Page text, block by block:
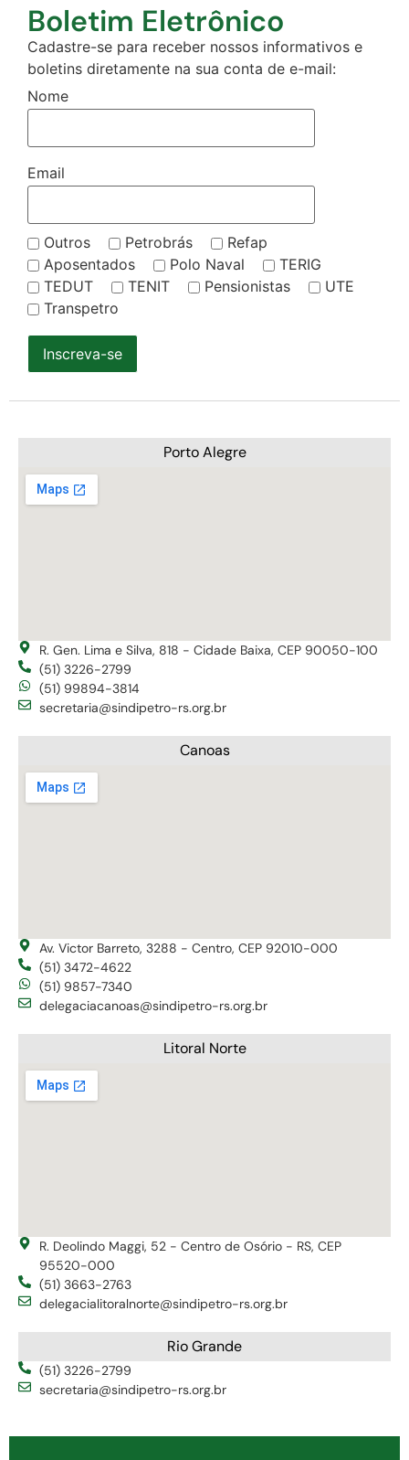
Boletim Eletrônico
Cadastre-se para receber nossos informativos e
boletins diretamente na sua conta de e-mail:
Nome
Email
Outros Petrobrás
Refap
Aposentados
Polo Naval
TERIG
TEDUT
TENIT Pensionistas
UTE
Transpetro
Inscreva-se
Porto Alegre
R. Gen. Lima e Silva, 818 - Cidade Baixa, CEP 90050-100
(51) 3226-2799
(51) 99894-3814
secretaria@sindipetro-rs.org.br
Canoas
Av. Victor Barreto, 3288 - Centro, CEP 92010-000
(51) 3472-4622
(51) 9857-7340
delegaciacanoas@sindipetro-rs.org.br
Litoral Norte
R. Deolindo Maggi, 52 - Centro de Osório - RS, CEP
95520-000
(51) 3663-2763
delegacialitoralnorte@sindipetro-rs.org.br
Rio Grande
(51) 3226-2799
secretaria@sindipetro-rs.org.br